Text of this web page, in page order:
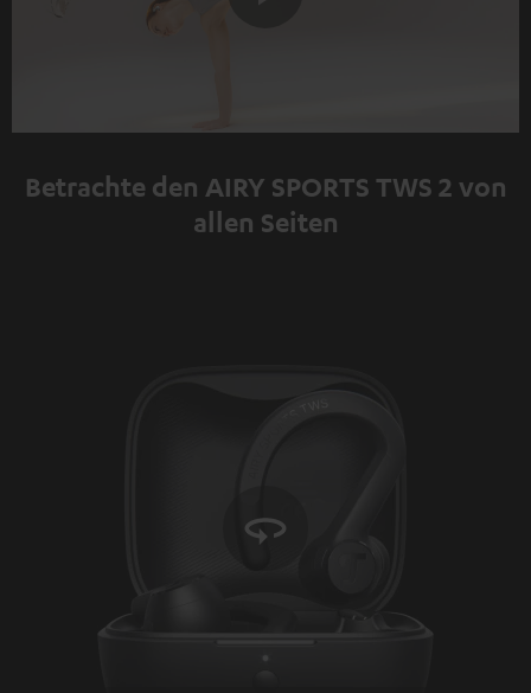
Video
Betrachte den AIRY SPORTS TWS 2 von
allen Seiten